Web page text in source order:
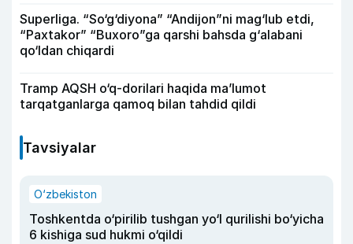
Superliga. “So‘g‘diyona” “Andijon”ni mag‘lub etdi,
“Paxtakor” “Buxoro”ga qarshi bahsda g‘alabani
qo‘ldan chiqardi
Tramp AQSH o‘q-dorilari haqida ma’lumot
tarqatganlarga qamoq bilan tahdid qildi
Tavsiyalar
O‘zbekiston
Toshkentda o‘pirilib tushgan yo‘l qurilishi bo‘yicha
6 kishiga sud hukmi o‘qildi